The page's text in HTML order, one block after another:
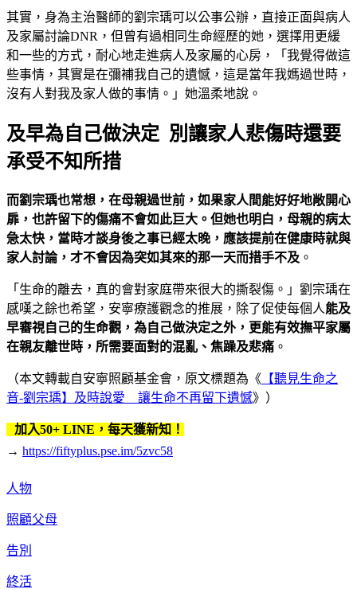
其實，身為主治醫師的劉宗瑀可以公事公辦，直接正面與病人
及家屬討論DNR，但曾有過相同生命經歷的她，選擇用更緩
和一些的方式，耐心地走進病人及家屬的心房，「我覺得做這
些事情，其實是在彌補我自己的遺憾，這是當年我媽過世時，
沒有人對我及家人做的事情。」她溫柔地說。
及早為自己做決定 別讓家人悲傷時還要
承受不知所措
而劉宗瑀也常想，在母親過世前，如果家人間能好好地敞開心
扉，也許留下的傷痛不會如此巨大。但她也明白，母親的病太
急太快，當時才談身後之事已經太晚，應該提前在健康時就與
家人討論，才不會因為突如其來的那一天而措手不及 。
「生命的離去，真的會對家庭帶來很大的撕裂傷。」劉宗瑀在
感嘆之餘也希望，安寧療護觀念的推展，除了促使每個人能及
早審視自己的生命觀，為自己做決定之外，更能有效撫平家屬
在親友離世時，所需要面對的混亂、焦躁及悲痛 。
（本文轉載自安寧照顧基金會，原文標題為《 【聽見生命之
音-劉宗瑀】及時說愛 讓生命不再留下遺憾》）
加入50+ LINE，每天獲新知！
→ https://fiftyplus.pse.im/5zvc58
人物
照顧父母
告別
終活